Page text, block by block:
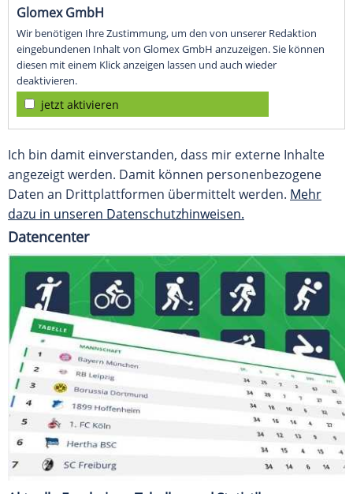
Glomex GmbH
Wir benötigen Ihre Zustimmung, um den von unserer Redaktion
eingebundenen Inhalt von Glomex GmbH anzuzeigen. Sie können
diesen mit einem Klick anzeigen lassen und auch wieder
deaktivieren.
jetzt aktivieren
Ich bin damit einverstanden, dass mir externe Inhalte
angezeigt werden. Damit können personenbezogene
Daten an Drittplattformen übermittelt werden. Mehr
dazu in unseren Datenschutzhinweisen.
Datencenter